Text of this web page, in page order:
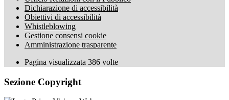
Dichiarazione di accessibilità
Obiettivi di accessibilità
Whistleblowing
Gestione consensi cookie
Amministrazione trasparente
Pagina visualizzata 386 volte
Sezione Copyright